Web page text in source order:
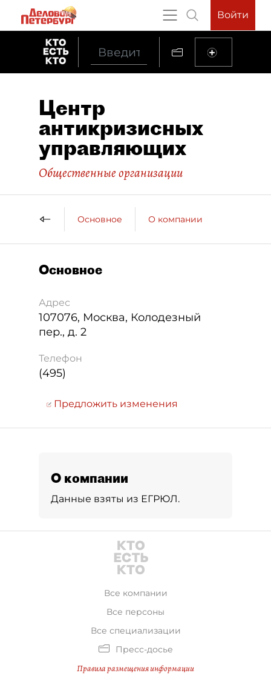
Войти
Центр
антикризисных
управляющих
Общественные организации
Основное О компании
Основное
Адрес
107076, Москва, Колодезный
пер., д. 2
Телефон
(495)
Предложить изменения
О компании
Данные взяты из ЕГРЮЛ.
Все компании
Все персоны
Все специализации
Пресс-досье
Правила размещения информации